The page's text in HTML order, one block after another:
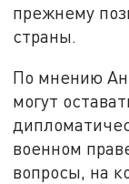
прежнему
страны.
По мнению
могут
военном
вопросы, на